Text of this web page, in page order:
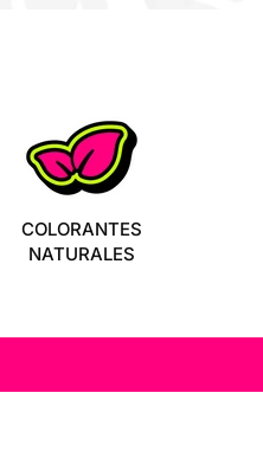
COLORANTES
NATURALES